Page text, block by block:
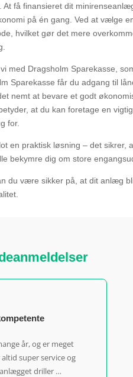
At få finansieret dit
på én gang. Ved at vælge
hvilket gør det mere
med Dragsholm Sparekasse,
Sparekasse får du adgang til
nemt at bevare et godt
at du kan foretage en
for.
en praktisk løsning – det
bekymre dig om store
du være sikker på, at dit anlæg
år, og er meget
altid super service og
driller …